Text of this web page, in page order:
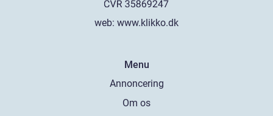
web: www.klikko.dk
Menu
Annoncering
Om os